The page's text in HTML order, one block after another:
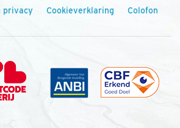
privacy Cookieverklaring Colofon